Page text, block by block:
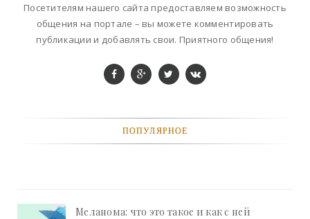
Посетителям нашего сайта предоставляем возможность
общения на портале – вы можете комментировать
публикации и добавлять свои. Приятного общения!
ПОПУЛЯРНОЕ
Меланома: что это такое и как с ней